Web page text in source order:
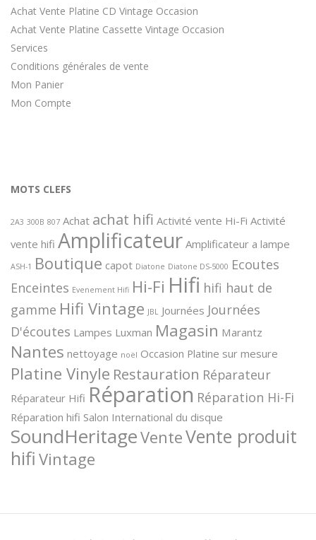
Achat Vente Platine CD Vintage Occasion
Achat Vente Platine Cassette Vintage Occasion
Services
Conditions générales de vente
Mon Panier
Mon Compte
MOTS CLEFS
2A3 300B 807 Achat achat hifi Activité vente Hi-Fi Activité
vente hifi Amplificateur Amplificateur a lampe
ASH-1 Boutique capot Diatone Diatone DS-5000 Ecoutes
Enceintes Evenement Hifi Hi-Fi Hifi hifi haut de
gamme Hifi Vintage JBL Journées Journées
D'écoutes Lampes Luxman Magasin Marantz
Nantes nettoyage noël Occasion Platine sur mesure
Platine Vinyle Restauration Réparateur
Réparateur Hifi Réparation Réparation Hi-Fi
Réparation hifi Salon International du disque
SoundHeritageVenteVente produit
hifi Vintage